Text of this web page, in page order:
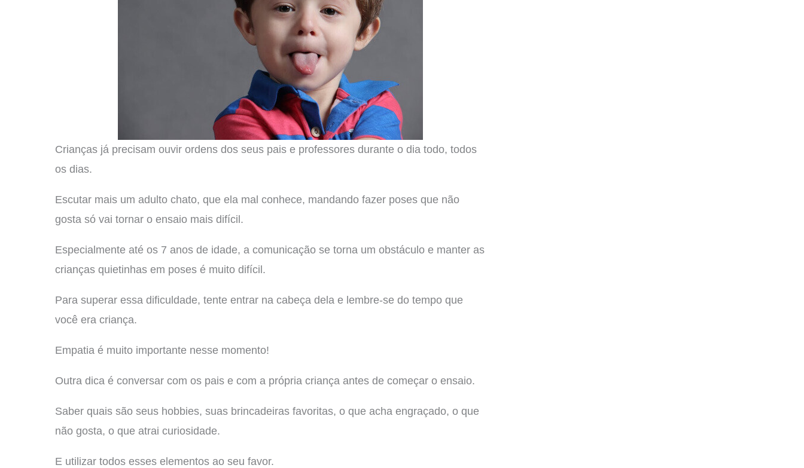
Crianças já precisam ouvir ordens dos seus pais e professores durante o dia todo, todos
os dias.
Escutar mais um adulto chato, que ela mal conhece, mandando fazer poses que não
gosta só vai tornar o ensaio mais difícil.
Especialmente até os 7 anos de idade, a comunicação se torna um obstáculo e manter as
crianças quietinhas em poses é muito difícil.
Para superar essa dificuldade, tente entrar na cabeça dela e lembre-se do tempo que
você era criança.
Empatia é muito importante nesse momento!
Outra dica é conversar com os pais e com a própria criança antes de começar o ensaio.
Saber quais são seus hobbies, suas brincadeiras favoritas, o que acha engraçado, o que
não gosta, o que atrai curiosidade.
E utilizar todos esses elementos ao seu favor.